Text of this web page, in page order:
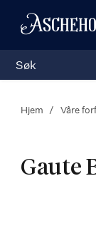
Hjem Våre
Gaute